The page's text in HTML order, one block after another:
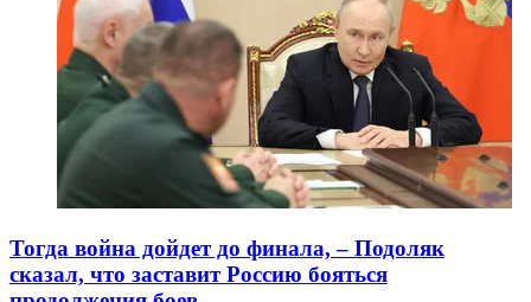
Тогда война дойдет до финала, – Подоляк
сказал, что заставит Россию бояться